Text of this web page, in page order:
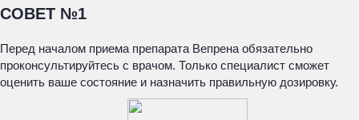
СОВЕТ №1
Перед началом приема препарата Вепрена обязательно
проконсультируйтесь с врачом. Только специалист сможет
оценить ваше состояние и назначить правильную дозировку.